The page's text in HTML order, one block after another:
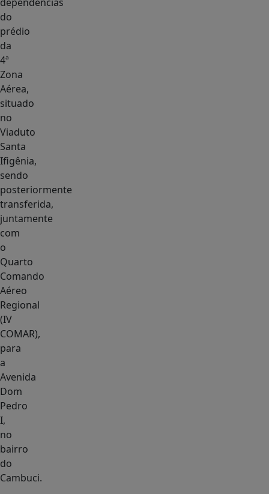
do
prédio
da
4ª
Zona
Aérea,
situado
no
Viaduto
Santa
Ifigênia,
sendo
posteriormente
transferida,
juntamente
com
o
Quarto
Comando
Aéreo
Regional
(IV
COMAR),
para
a
Avenida
Dom
Pedro
I,
no
bairro
do
Cambuci.